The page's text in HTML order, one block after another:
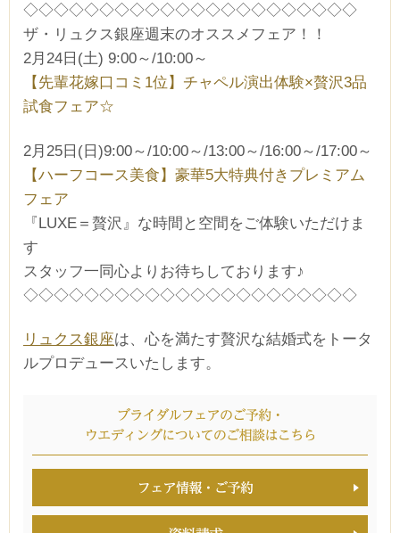
◇◇◇◇◇◇◇◇◇◇◇◇◇◇◇◇◇◇◇◇◇◇
ザ・リュクス銀座週末のオススメフェア！！
2月24日(土) 9:00～/10:00～
【先輩花嫁口コミ1位】チャペル演出体験×贅沢3品
試食フェア☆
2月25日(日)9:00～/10:00～/13:00～/16:00～/17:00～
【ハーフコース美食】豪華5大特典付きプレミアム
フェア
『LUXE＝贅沢』な時間と空間をご体験いただけま
す
スタッフ一同心よりお待ちしております♪
◇◇◇◇◇◇◇◇◇◇◇◇◇◇◇◇◇◇◇◇◇◇
リュクス銀座は、心を満たす贅沢な結婚式をトータ
ルプロデュースいたします。